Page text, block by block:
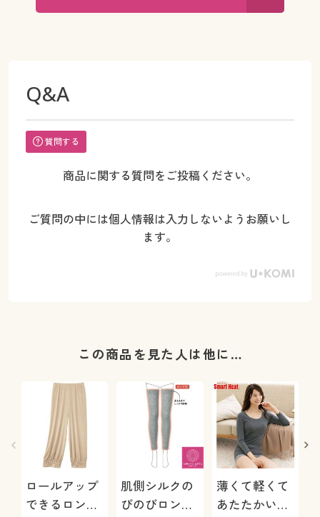
Q&A
質問する
商品に関する質問をご投稿ください。
ご質問の中には個人情報は入力しないようお願いし
ます。
この商品を見た人は他に…
ロールアップ
できるロング
肌側シルクの
びのびロング
薄くて軽くて
あたたかいイ